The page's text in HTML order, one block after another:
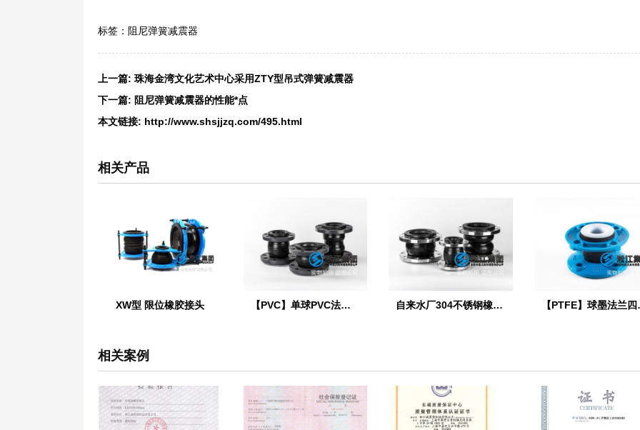
标签： 阻尼弹簧减震器
上一篇: 珠海金湾文化艺术中心采用ZTY型吊式弹簧减震器
下一篇: 阻尼弹簧减震器的性能*点
本文链接: http://www.shsjjzq.com/495.html
相关产品
XW型 限位橡胶接头 【PVC】单球PVC法兰橡胶接头 自来水厂304不锈钢橡胶管接头 【
相关案例